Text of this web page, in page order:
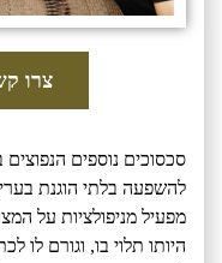
צרו קשר 03-
סכסוכים נוספים
להשפעה בלתי הוגנת
מפעיל מניפולציות על
היותו תלוי בו, וגורם לו